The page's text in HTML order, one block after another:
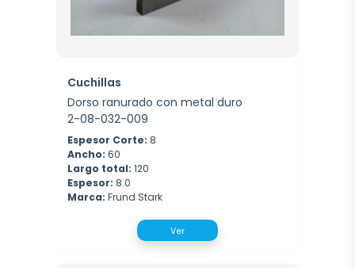
Cuchillas
Dorso ranurado con metal duro
2-08-032-009
Espesor Corte: 8
Ancho: 60
Largo total: 120
Espesor: 8.0
Marca: Frund Stark
Ver